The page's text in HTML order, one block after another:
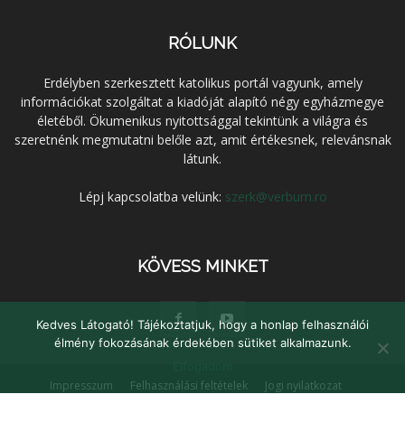
RÓLUNK
Erdélyben szerkesztett katolikus portál vagyunk, amely
információkat szolgáltat a kiadóját alapító négy egyházmegye
életéből. Ökumenikus nyitottsággal tekintünk a világra és
szeretnénk megmutatni belőle azt, amit értékesnek, relevánsnak
látunk.
Lépj kapcsolatba velünk: szerk@verbum.ro
KÖVESS MINKET
Impresszum Felhasználási feltételek
Jogi nyilatkozat
Kedves Látogató! Tájékoztatjuk, hogy a honlap felhasználói
élmény fokozásának érdekében sütiket alkalmazunk.